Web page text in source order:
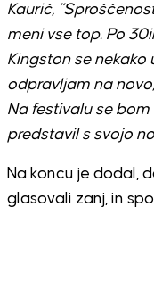
Kaurič,
meni vse top. Po
Kingston se nekako
odpravljam na
Na festivalu se
predstavil s svojo
Na koncu je dodal,
glasovali zanj, in